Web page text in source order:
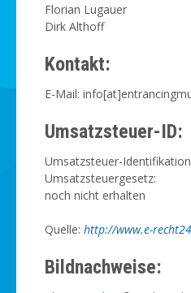
Florian Lugauer
Dirk Althoff
Kontakt:
E-Mail:
Umsatzsteuer-ID:
Umsatzsteuer-
Umsatzsteuergesetz:
noch nicht erhalten
Quelle: http://www.e-
Bildnachweise: